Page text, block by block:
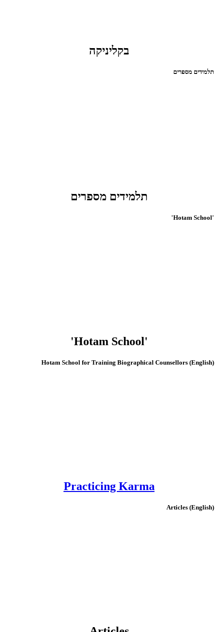
בקליניקה
תלמידים מספרים
תלמידים מספרים
'Hotam School'
'Hotam School'
(English) Hotam School for Training Biographical Counsellors
Practicing Karma
(English) Articles